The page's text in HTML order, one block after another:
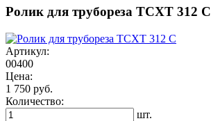
Ролик для трубореза TCXT 312 C
Артикул:
00400
Цена:
1 750 руб.
Количество:
шт.